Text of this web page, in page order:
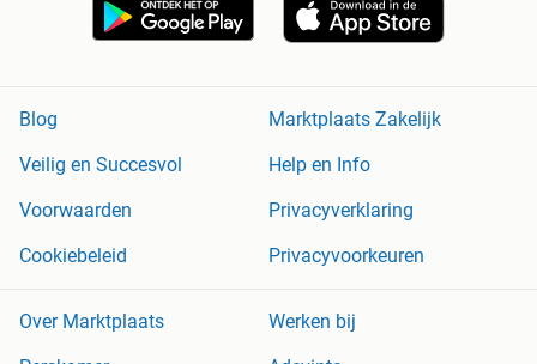
Blog
Marktplaats Zakelijk
Veilig en Succesvol
Help en Info
Voorwaarden
Privacyverklaring
Cookiebeleid
Privacyvoorkeuren
Over Marktplaats
Werken bij